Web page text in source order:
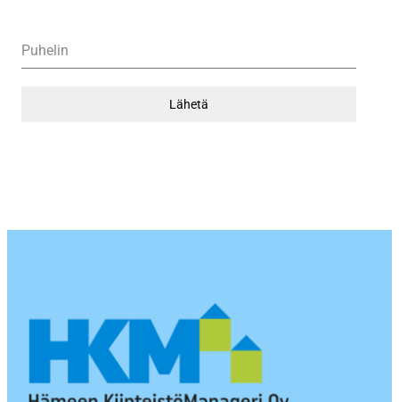
Puhelin
Lähetä